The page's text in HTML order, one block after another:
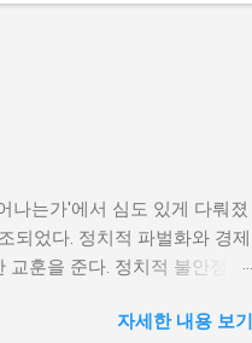
나는가'에서 심도 있게 다뤄졌
되었다. 정치적 파벌화와 경제
교훈을 준다. 정치적 불안정성
로 인해 내전의 위험이 증가한
자세한 내용 보기